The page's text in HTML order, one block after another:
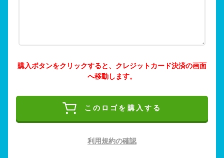
購入ボタンをクリックすると、クレジットカード決済の画面
へ移動します。
このロゴを購入する
利用規約の確認